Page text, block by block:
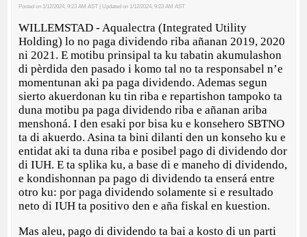
Posted on 1/12/2024, 9:23 AM AST | Updated on 1/12/2024, 9:23 AM AST
WILLEMSTAD - Aqualectra (Integrated Utility
Holding) lo no paga dividendo riba añanan 2019, 2020
ni 2021. E motibu prinsipal ta ku tabatin akumulashon
di pèrdida den pasado i komo tal no ta responsabel n’e
momentunan aki pa paga dividendo. Ademas segun
sierto akuerdonan ku tin riba e repartishon tampoko ta
duna motibu pa paga dividendo riba e añanan ariba
menshoná. I den esaki por bisa ku e konsehero SBTNO
ta di akuerdo. Asina ta bini dilanti den un konseho ku e
entidat aki ta duna riba e posibel pago di dividendo dor
di IUH. E ta splika ku, a base di e maneho di dividendo,
e kondishonnan pa pago di dividendo ta enserá entre
otro ku: por paga dividendo solamente si e resultado
neto di IUH ta positivo den e aña fiskal en kuestion.
Mas aleu, pago di dividendo ta bai a kosto di un parti